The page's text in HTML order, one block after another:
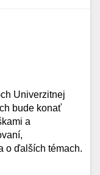
Univerzitnej
bude konať
a
o ďalších témach.